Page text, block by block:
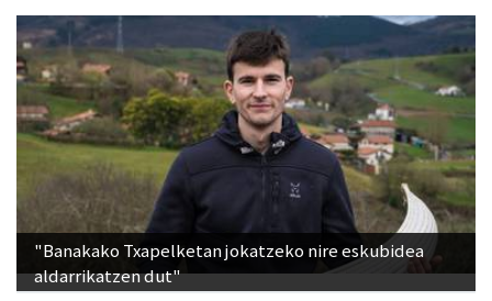
"Banakako Txapelketan jokatzeko nire eskubidea
aldarrikatzen dut"